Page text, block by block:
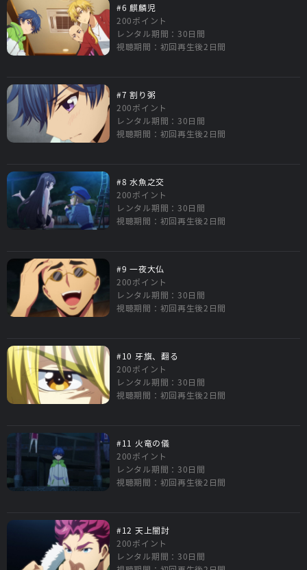
#6 麒麟児
200ポイント
レンタル期間：30日間
視聴期間：初回再生後2日間
#7 割り粥
200ポイント
レンタル期間：30日間
視聴期間：初回再生後2日間
#8 水魚之交
200ポイント
レンタル期間：30日間
視聴期間：初回再生後2日間
#9 一夜大仏
200ポイント
レンタル期間：30日間
視聴期間：初回再生後2日間
#10 牙旗、翻る
200ポイント
レンタル期間：30日間
視聴期間：初回再生後2日間
#11 火竜の儀
200ポイント
レンタル期間：30日間
視聴期間：初回再生後2日間
#12 天上闇討
200ポイント
レンタル期間：30日間